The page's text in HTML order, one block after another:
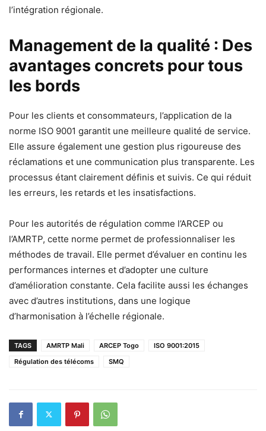
l’intégration régionale.
Management de la qualité : Des
avantages concrets pour tous
les bords
Pour les clients et consommateurs, l’application de la
norme ISO 9001 garantit une meilleure qualité de service.
Elle assure également une gestion plus rigoureuse des
réclamations et une communication plus transparente. Les
processus étant clairement définis et suivis. Ce qui réduit
les erreurs, les retards et les insatisfactions.
Pour les autorités de régulation comme l’ARCEP ou
l’AMRTP, cette norme permet de professionnaliser les
méthodes de travail. Elle permet d’évaluer en continu les
performances internes et d’adopter une culture
d’amélioration constante. Cela facilite aussi les échanges
avec d’autres institutions, dans une logique
d’harmonisation à l’échelle régionale.
TAGS AMRTP Mali ARCEP Togo
ISO 9001:2015
Régulation des télécoms
SMQ